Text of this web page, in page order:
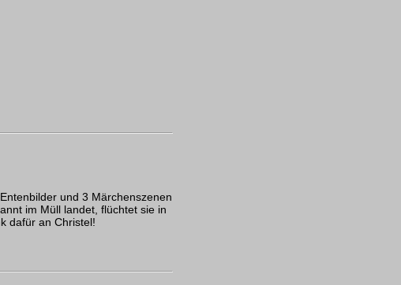
und 3 Märchenszenen
im Müll landet, flüchtet sie in
dafür an Christel!